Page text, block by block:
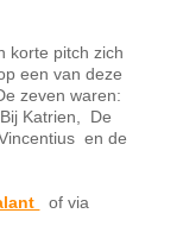
korte pitch zich
een van deze
zeven waren:
Katrien, De
en de
of via